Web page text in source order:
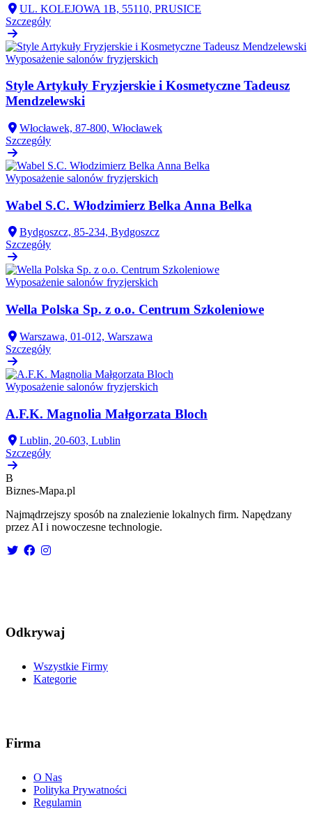
UL. KOLEJOWA 1B, 55110, PRUSICE
Szczegóły
Wyposażenie salonów fryzjerskich
Style Artykuły Fryzjerskie i Kosmetyczne Tadeusz
Mendzelewski
Włocławek, 87-800, Włocławek
Szczegóły
Wyposażenie salonów fryzjerskich
Wabel S.C. Włodzimierz Belka Anna Belka
Bydgoszcz, 85-234, Bydgoszcz
Szczegóły
Wyposażenie salonów fryzjerskich
Wella Polska Sp. z o.o. Centrum Szkoleniowe
Warszawa, 01-012, Warszawa
Szczegóły
Wyposażenie salonów fryzjerskich
A.F.K. Magnolia Małgorzata Bloch
Lublin, 20-603, Lublin
Szczegóły
B
Biznes-Mapa.pl
Najmądrzejszy sposób na znalezienie lokalnych firm. Napędzany
przez AI i nowoczesne technologie.
Odkrywaj
Wszystkie Firmy
Kategorie
Firma
O Nas
Polityka Prywatności
Regulamin